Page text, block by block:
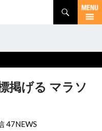
掲げる マラソ
47NEWS